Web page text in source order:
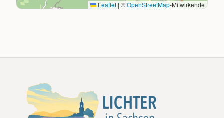
Leaflet | ©OpenStreetMap-Mitwirkende